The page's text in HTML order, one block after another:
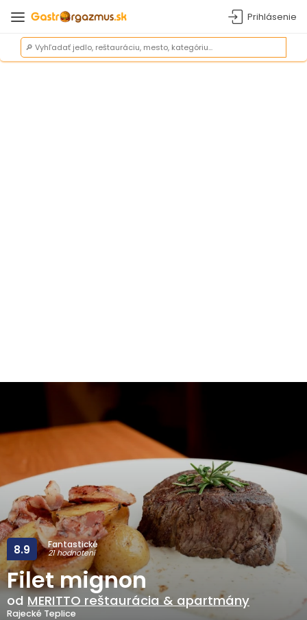
Prihlásenie
Fantastické
21 hodnotení
8.9
Filet mignon
od MERITTO reštaurácia & apartmány
Rajecké Teplice